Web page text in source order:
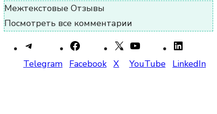
Межтекстовые Отзывы
Посмотреть все комментарии
Telegram Facebook X YouTube LinkedIn